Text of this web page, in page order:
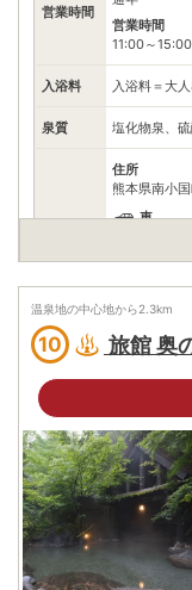
営業時間
営業時間
11:00～15:00
入浴料 入浴料＝大
泉質 塩化物泉、
住所
熊本県南小
車
大分自動車
50km
公共交
JR豊肥本線
駐車場
電話番号
※ 掲載情報は変更になる
問合せください。
※ 料金情報は税込・税抜
自身でお問合せください。
温泉地の中心地から2.3km
10 旅館 奥